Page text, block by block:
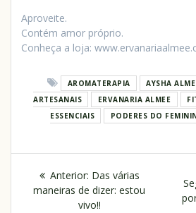
Aproveite.
Contém amor próprio.
Conheça a loja:
AROMATERAPIA AYSHA
ARTESANAIS
ERVANARIA ALMEE
ESSENCIAIS
PODERES DO
Anterior: Das várias
maneiras de dizer: estou
vivo!!